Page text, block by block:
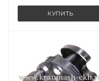
КУПИТЬ